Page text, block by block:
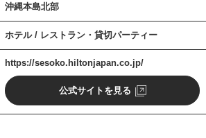
沖縄本島北部
ホテル / レストラン・貸切パーティー
https://sesoko.hiltonjapan.co.jp/
公式サイトを見る